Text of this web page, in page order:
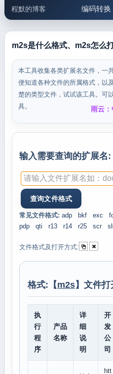
程默的博客 编码转换
邮件工具 生活便民
5.1支付
m2s是什么格式、m2s怎么
本工具收集各类扩展名文件，一
便知道各种文件的所属格式，以
楚的类型文件，试试该工具。可
具。
雨云
输入需要查询的扩展名:
常见文件格式: adp bkf exc
pdp
qti r13 r14 r25 scr
文件格式及打开方式:
格式:【m2s】文件打
执
行
程
序
产品
名称
详
细
说
明
开
发
公
司
htt